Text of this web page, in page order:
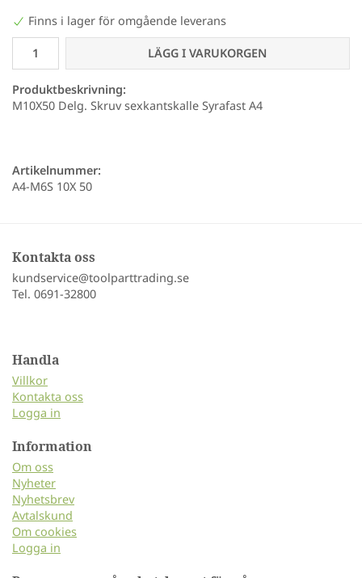
Finns i lager för omgående leverans
LÄGG I VARUKORGEN
Produktbeskrivning:
M10X50 Delg. Skruv sexkantskalle Syrafast A4
Artikelnummer:
A4-M6S 10X 50
Kontakta oss
kundservice@toolparttrading.se
Tel. 0691-32800
Handla
Villkor
Kontakta oss
Logga in
Information
Om oss
Nyheter
Nyhetsbrev
Avtalskund
Om cookies
Logga in